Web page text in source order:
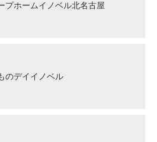
プホームイノベル北名古屋
のデイイノベル